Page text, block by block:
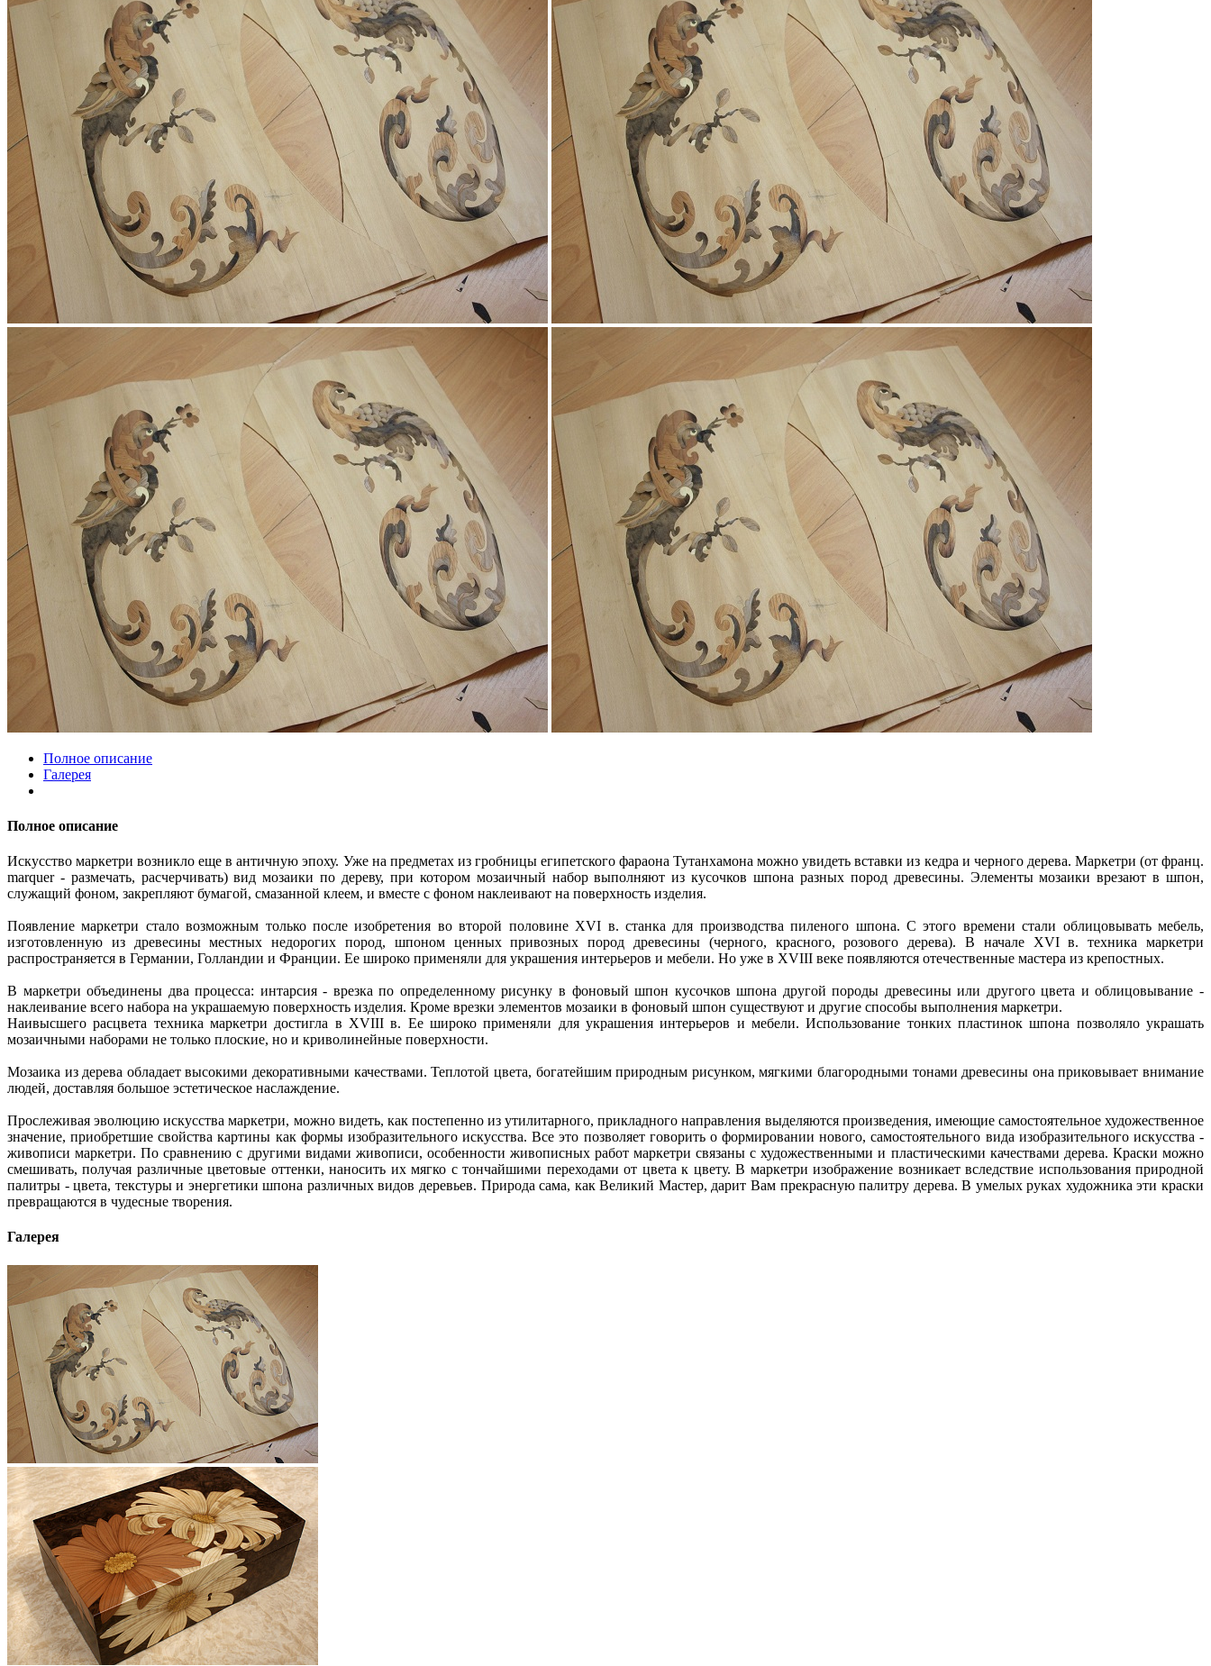
Полное описание
Галерея
Полное описание
Искусство маркетри возникло еще в античную эпоху. Уже на предметах из гробницы египетского фараона Тутанхамона можно увидеть вставки из кедра и черного дерева. Маркетри (от франц.
marquer - размечать, расчерчивать) вид мозаики по дереву, при котором мозаичный набор выполняют из кусочков шпона разных пород древесины. Элементы мозаики врезают в шпон,
служащий фоном, закрепляют бумагой, смазанной клеем, и вместе с фоном наклеивают на поверхность изделия.
Появление маркетри стало возможным только после изобретения во второй половине XVI в. станка для производства пиленого шпона. С этого времени стали облицовывать мебель,
изготовленную из древесины местных недорогих пород, шпоном ценных привозных пород древесины (черного, красного, розового дерева). В начале XVI в. техника маркетри
распространяется в Германии, Голландии и Франции. Ее широко применяли для украшения интерьеров и мебели. Но уже в XVIII веке появляются отечественные мастера из крепостных.
В маркетри объединены два процесса: интарсия - врезка по определенному рисунку в фоновый шпон кусочков шпона другой породы древесины или другого цвета и облицовывание -
наклеивание всего набора на украшаемую поверхность изделия. Кроме врезки элементов мозаики в фоновый шпон существуют и другие способы выполнения маркетри.
Наивысшего расцвета техника маркетри достигла в XVIII в. Ее широко применяли для украшения интерьеров и мебели. Использование тонких пластинок шпона позволяло украшать
мозаичными наборами не только плоские, но и криволинейные поверхности.
Мозаика из дерева обладает высокими декоративными качествами. Теплотой цвета, богатейшим природным рисунком, мягкими благородными тонами древесины она приковывает внимание
людей, доставляя большое эстетическое наслаждение.
Прослеживая эволюцию искусства маркетри, можно видеть, как постепенно из утилитарного, прикладного направления выделяются произведения, имеющие самостоятельное художественное
значение, приобретшие свойства картины как формы изобразительного искусства. Все это позволяет говорить о формировании нового, самостоятельного вида изобразительного искусства -
живописи маркетри. По сравнению с другими видами живописи, особенности живописных работ маркетри связаны с художественными и пластическими качествами дерева. Краски можно
смешивать, получая различные цветовые оттенки, наносить их мягко с тончайшими переходами от цвета к цвету. В маркетри изображение возникает вследствие использования природной
палитры - цвета, текстуры и энергетики шпона различных видов деревьев. Природа сама, как Великий Мастер, дарит Вам прекрасную палитру дерева. В умелых руках художника эти краски
превращаются в чудесные творения.
Галерея